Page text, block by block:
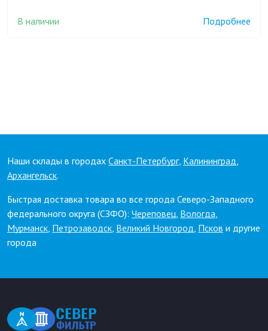
В наличии Подробнее
Наши склады в городах Санкт-Петербург, Калининград,
Архангельск.
Быстрая доставка товара во все города Северо-Западного
федерального округа (СЗФО): Череповец, Вологда,
Мурманск, Петрозаводск, Великий Новгород, Псков и другие
города